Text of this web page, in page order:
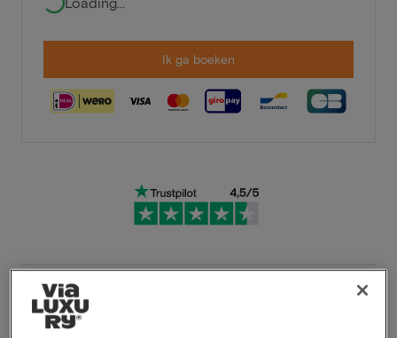
Ik ga boeken
Zeer flexibele annuleringsvoorwaarden